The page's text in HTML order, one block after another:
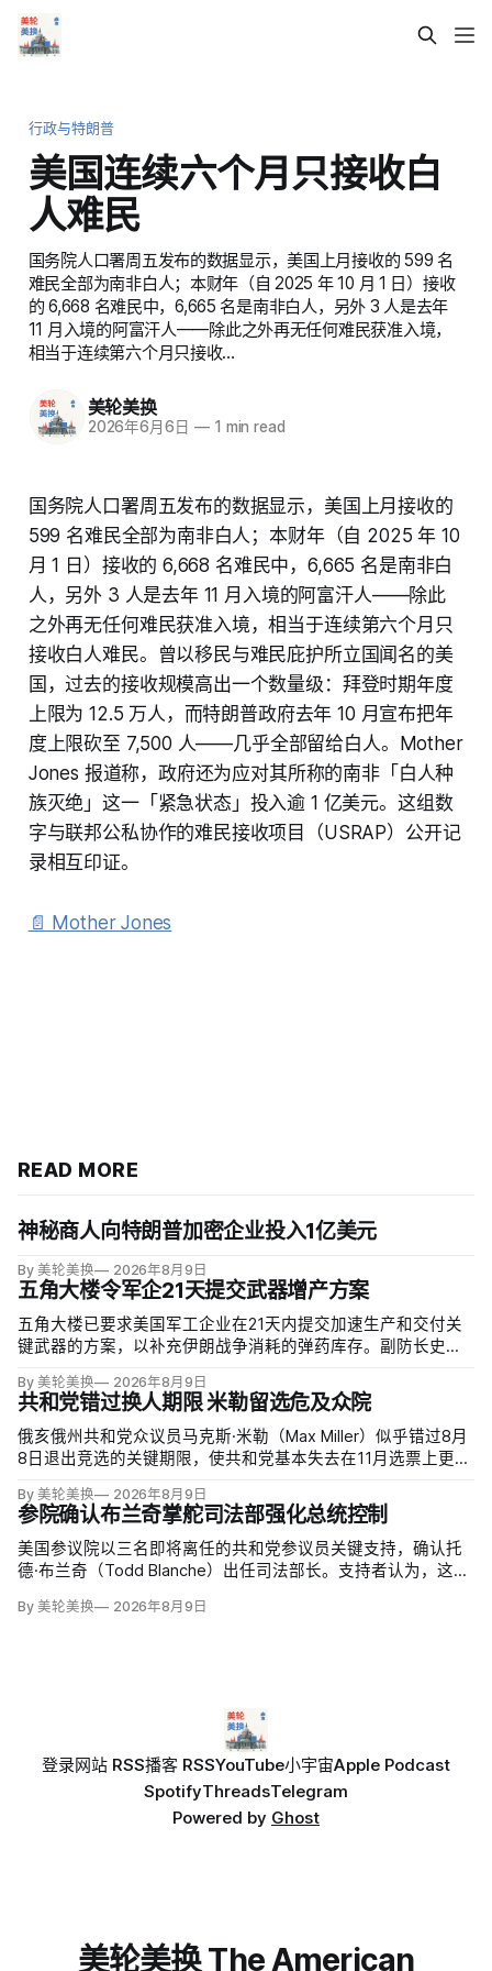
行政与特朗普
美国连续六个月只接收白
人难民
国务院人口署周五发布的数据显示，美国上月接收的 599 名
难民全部为南非白人；本财年（自 2025 年 10 月 1 日）接收
的 6,668 名难民中，6,665 名是南非白人，另外 3 人是去年
11 月入境的阿富汗人——除此之外再无任何难民获准入境，
相当于连续第六个月只接收…
美轮美换
2026年6月6日 —1 min read
国务院人口署周五发布的数据显示，美国上月接收的
599 名难民全部为南非白人；本财年（自 2025 年 10
月 1 日）接收的 6,668 名难民中，6,665 名是南非白
人，另外 3 人是去年 11 月入境的阿富汗人——除此
之外再无任何难民获准入境，相当于连续第六个月只
接收白人难民。曾以移民与难民庇护所立国闻名的美
国，过去的接收规模高出一个数量级：拜登时期年度
上限为 12.5 万人，而特朗普政府去年 10 月宣布把年
度上限砍至 7,500 人——几乎全部留给白人。Mother
Jones 报道称，政府还为应对其所称的南非「白人种
族灭绝」这一「紧急状态」投入逾 1 亿美元。这组数
字与联邦公私协作的难民接收项目（USRAP）公开记
录相互印证。
📄 Mother Jones
READ MORE
神秘商人向特朗普加密企业投入1亿美元
By 美轮美换 2026年8月9日
五角大楼令军企21天提交武器增产方案
五角大楼已要求美国军工企业在21天内提交加速生产和交付关
键武器的方案，以补充伊朗战争消耗的弹药库存。副防长史蒂
可接受，必须立即扩大产能；
By 美轮美换 2026年8月9日
共和党错过换人期限 米勒留选危及众院
俄亥俄州共和党众议员马克斯·米勒（Max Miller）似乎错过8月
8日退出竞选的关键期限，使共和党基本失去在11月选票上更换
Moreno）指控家暴并予以否认，众院道德委员会同时调查他是
否涉及家庭暴力、虐待或非法用药。
By 美轮美换 2026年8月9日
参院确认布兰奇掌舵司法部强化总统控制
美国参议院以三名即将离任的共和党参议员关键支持，确认托
德·布兰奇（Todd Blanche）出任司法部长。支持者认为，这位
冲动；
By 美轮美换 2026年8月9日
登录网站 RSS播客 RSSYouTube小宇宙Apple Podcast
SpotifyThreadsTelegram
Powered by Ghost
美轮美换 The American